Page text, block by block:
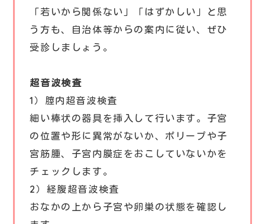
「若いから関係ない」「はずかしい」と思
う方も、自治体等からの案内に従い、ぜひ
受診しましょう。
超音波検査
1）膣内超音波検査
細い棒状の器具を挿入して行います。子宮
の位置や形に異常がないか、ポリープや子
宮筋腫、子宮内膜症をおこしていないかを
チェックします。
2）経腹超音波検査
おなかの上から子宮や卵巣の状態を確認し